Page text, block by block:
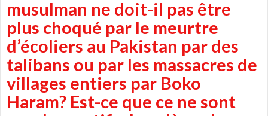
musulman ne doit-il pas être
plus choqué par le meurtre
d’écoliers au Pakistan par des
talibans ou par les massacres de
villages entiers par Boko
Haram? Est-ce que ce ne sont